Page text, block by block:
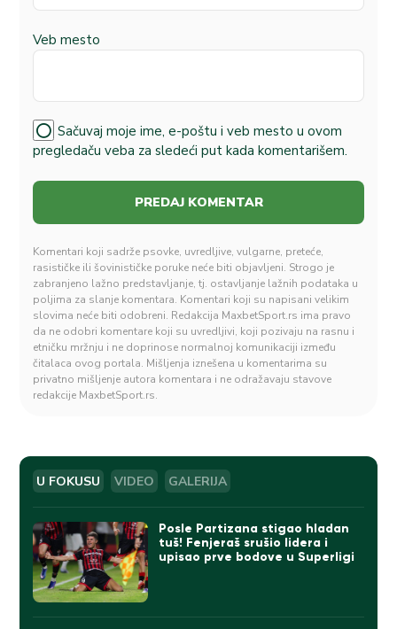
Veb mesto
Sačuvaj moje ime, e-poštu i veb mesto u ovom
pregledaču veba za sledeći put kada komentarišem.
Komentari koji sadrže psovke, uvredljive, vulgarne, preteće,
rasističke ili šovinističke poruke neće biti objavljeni. Strogo je
zabranjeno lažno predstavljanje, tj. ostavljanje lažnih podataka u
poljima za slanje komentara. Komentari koji su napisani velikim
slovima neće biti odobreni. Redakcija MaxbetSport.rs ima pravo
da ne odobri komentare koji su uvredljivi, koji pozivaju na rasnu i
etničku mržnju i ne doprinose normalnoj komunikaciji između
čitalaca ovog portala. Mišljenja iznešena u komentarima su
privatno mišljenje autora komentara i ne odražavaju stavove
redakcije MaxbetSport.rs.
U FOKUSU VIDEO GALERIJA
Posle Partizana stigao hladan
tuš! Fenjeraš srušio lidera i
upisao prve bodove u Superligi